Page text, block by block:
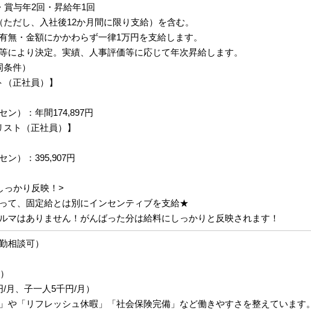
賞与年2回・昇給年1回
だし、入社後12か月間に限り支給）を含む。
無・金額にかかわらず一律1万円を支給します。
により決定。実績、人事評価等に応じて年次昇給します。
件）
正社員）】
ン）：年間174,897円
ト（正社員）】
ン）：395,907円
っかり反映！>
て、固定給とは別にインセンティブを支給★
マはありません！がんばった分は給料にしっかりと反映されます！
相談可）
月、子一人5千円/月）
や「リフレッシュ休暇」「社会保険完備」など働きやすさを整えています。